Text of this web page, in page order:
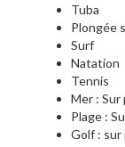
Tuba
Plongée
Surf
Natation
Tennis
Mer : Sur
Plage :
Golf : sur